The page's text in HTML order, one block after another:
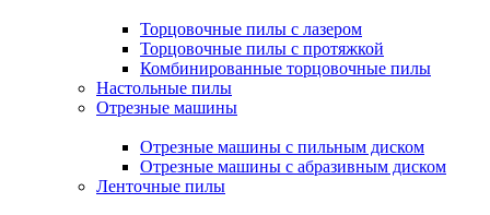
Торцовочные пилы с лазером
Торцовочные пилы с протяжкой
Комбинированные торцовочные пилы
Настольные пилы
Отрезные машины
Отрезные машины с пильным диском
Отрезные машины с абразивным диском
Ленточные пилы